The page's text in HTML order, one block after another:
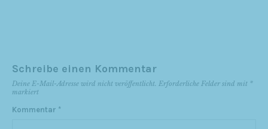
Schreibe einen Kommentar
Deine E-Mail-Adresse wird nicht veröffentlicht. Erforderliche Felder sind mit *
markiert
Kommentar *